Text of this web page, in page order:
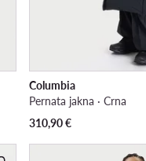
Columbia
Pernata jakna · Crna
310,90€